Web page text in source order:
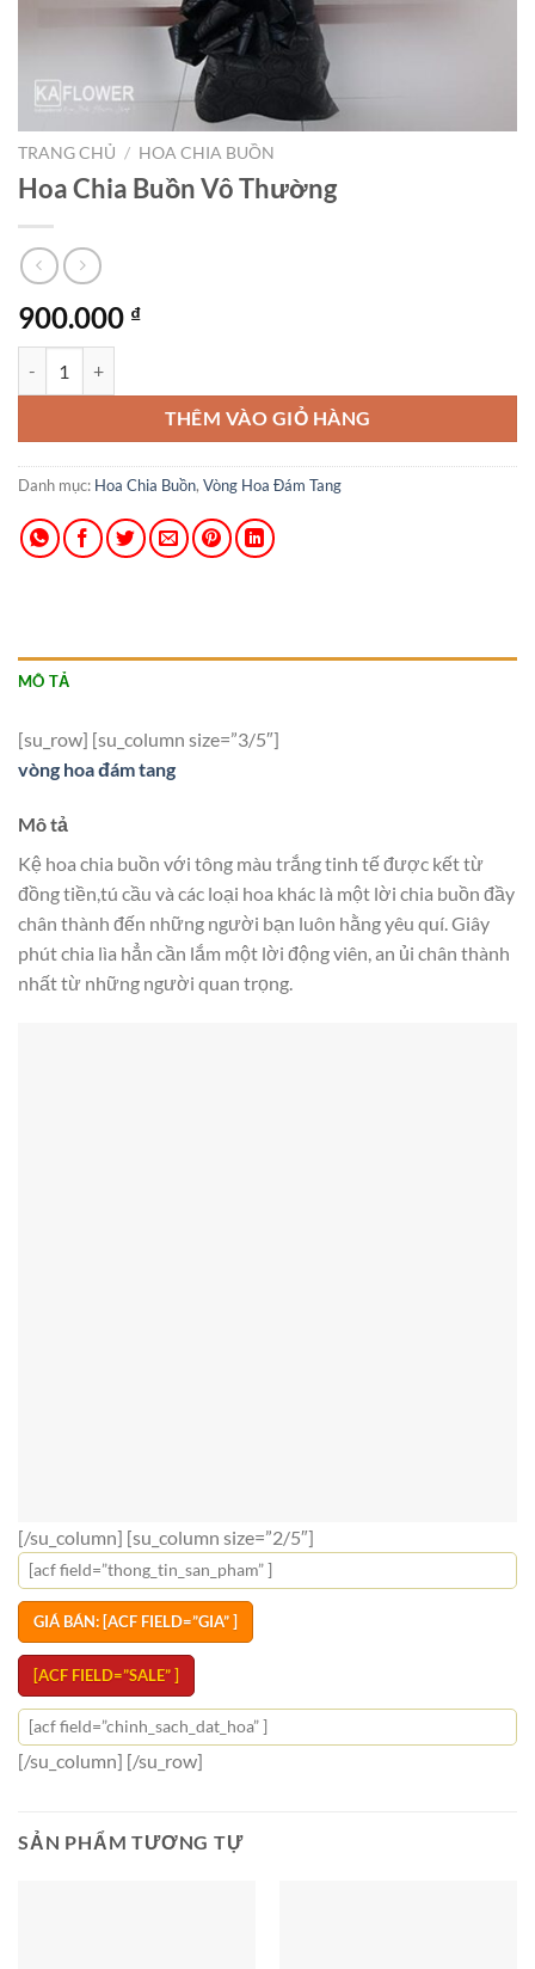
TRANG CHỦ / HOA CHIA BUỒN
Hoa Chia Buồn Vô Thường
900.000 ₫
THÊM VÀO GIỎ HÀNG
Danh mục: Hoa Chia Buồn, Vòng Hoa Đám Tang
MÔ TẢ
[su_row] [su_column size=”3/5″]
vòng hoa đám tang
Mô tả
Kệ hoa chia buồn với tông màu trắng tinh tế được kết từ
đồng tiền,tú cầu và các loại hoa khác là một lời chia buồn đầy
chân thành đến những người bạn luôn hằng yêu quí. Giây
phút chia lìa hẳn cần lắm một lời động viên, an ủi chân thành
nhất từ những người quan trọng.
[/su_column] [su_column size=”2/5″]
[acf field=”thong_tin_san_pham” ]
GIÁ BÁN: [ACF FIELD=”GIA” ]
[ACF FIELD=”SALE” ]
[acf field=”chinh_sach_dat_hoa” ]
[/su_column] [/su_row]
SẢN PHẨM TƯƠNG TỰ